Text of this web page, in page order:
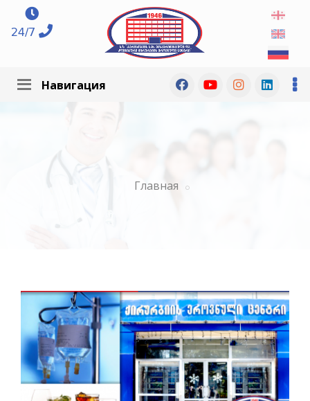
24/7
Навигация
Главная